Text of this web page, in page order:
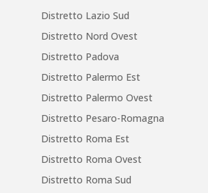
Distretto Lazio Sud
Distretto Nord Ovest
Distretto Padova
Distretto Palermo Est
Distretto Palermo Ovest
Distretto Pesaro-Romagna
Distretto Roma Est
Distretto Roma Ovest
Distretto Roma Sud